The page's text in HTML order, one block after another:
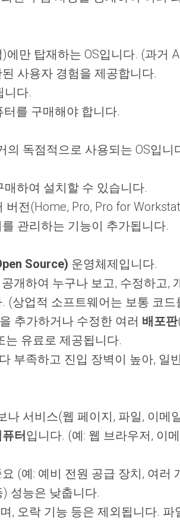
만 탑재하는 OS입니다. (과거
사용자 경험을 제공합니다.
니다.
를 구매해야 합니다.
의 독점적으로 사용되는 OS입
하여 설치할 수 있습니다.
전(Home, Pro, Pro for
관리하는 기능이 추가됩니다.
Source) 운영체제입니다.
개하여 누구나 보고, 수정하고,
(상업적 소프트웨어는 보통 코드
추가하거나 수정한 여러 배포판
는 유료로 제공됩니다.
부족하고 진입 장벽이 높아, 일
서비스(웹 페이지, 파일, 이메
터입니다. (예: 웹 브라우저, 이
(예: 예비 전원 공급 장치, 여러
성능은 낮춥니다.
, 오락 기능 등은 제외됩니다.